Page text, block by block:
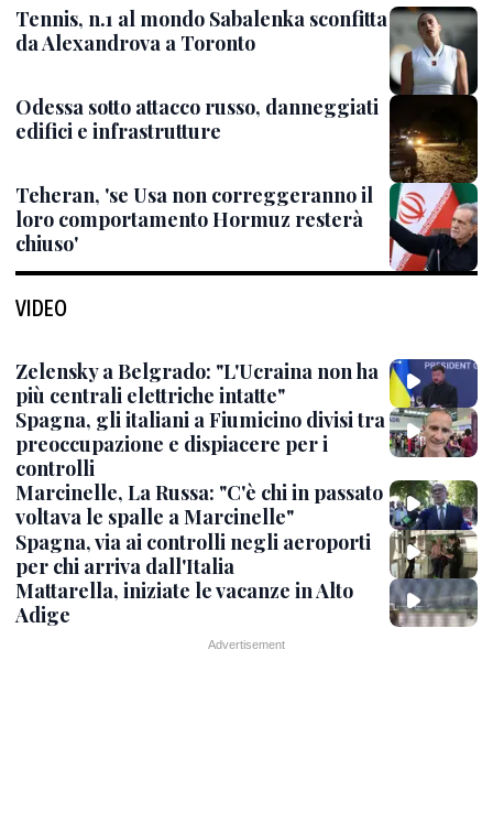
Tennis, n.1 al mondo Sabalenka sconfitta
da Alexandrova a Toronto
Odessa sotto attacco russo, danneggiati
edifici e infrastrutture
Teheran, 'se Usa non correggeranno il
loro comportamento Hormuz resterà
chiuso'
VIDEO
Zelensky a Belgrado: "L'Ucraina non ha
più centrali elettriche intatte"
Spagna, gli italiani a Fiumicino divisi tra
preoccupazione e dispiacere per i
controlli
Marcinelle, La Russa: "C'è chi in passato
voltava le spalle a Marcinelle"
Spagna, via ai controlli negli aeroporti
per chi arriva dall'Italia
Mattarella, iniziate le vacanze in Alto
Adige